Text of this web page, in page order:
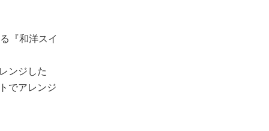
『和洋スイ
ンジした
でアレンジ